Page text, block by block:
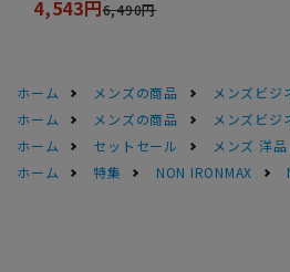
4,543円6,490円
ホーム メンズの商品 メンズビジ
ホーム
メンズの商品 メンズビジ
ホーム
セットセール
メンズ 洋
ホーム
特集 NON IRONMAX